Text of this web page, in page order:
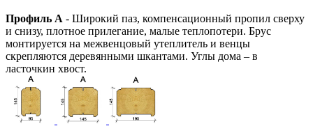
Профиль А - Широкий паз, компенсационный пропил сверху
и снизу, плотное прилегание, малые теплопотери. Брус
монтируется на межвенцовый утеплитель и венцы
скрепляются деревянными шкантами. Углы дома – в
ласточкин хвост.